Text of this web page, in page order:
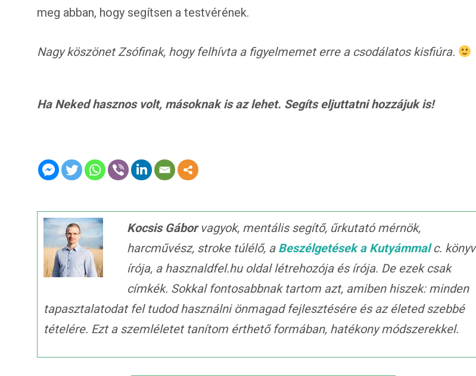
meg abban, hogy segítsen a testvérének.
Nagy köszönet Zsófinak, hogy felhívta a figyelmemet erre a csodálatos kisfiúra.
Ha Neked hasznos volt, másoknak is az lehet. Segíts eljuttatni hozzájuk is!
Kocsis Gáborvagyok, mentális segítő, űrkutató mérnök,
harcművész, stroke túlélő, a Beszélgetések a Kutyámmalc. könyv
írója, a hasznaldfel.hu oldal létrehozója és írója. De ezek csak
címkék. Sokkal fontosabbnak tartom azt, amiben hiszek: minden
tapasztalatodat fel tudod használni önmagad fejlesztésére és az életed szebbé
tételére. Ezt a szemléletet tanítom érthető formában, hatékony módszerekkel.